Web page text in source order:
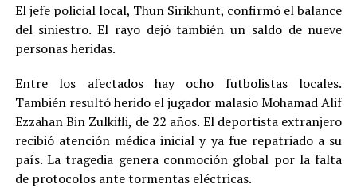
El jefe policial local, Thun Sirikhunt, confirmó el balance
del siniestro. El rayo dejó también un saldo de nueve
personas heridas.
Entre los afectados hay ocho futbolistas locales.
También resultó herido el jugador malasio Mohamad Alif
Ezzahan Bin Zulkifli, de 22 años. El deportista extranjero
recibió atención médica inicial y ya fue repatriado a su
país. La tragedia genera conmoción global por la falta
de protocolos ante tormentas eléctricas.